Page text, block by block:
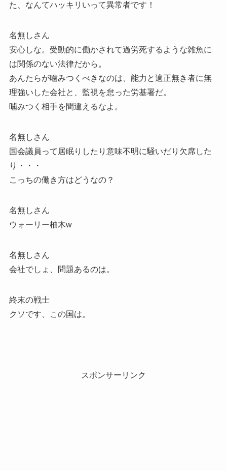
た、なんてハッキリいって異常者です！
名無しさん
安心しな。受動的に働かされて過労死するような雑魚に
は関係のない法律だから。
あんたらが噛みつくべきなのは、能力と適正無き者に無
理強いした会社と、監視を怠った労基署だ。
噛みつく相手を間違えるなよ。
名無しさん
国会議員って居眠りしたり意味不明に騒いだり欠席した
り・・・
こっちの働き方はどうなの？
名無しさん
ウォーリー柚木w
名無しさん
会社でしょ、問題あるのは。
終末の戦士
クソです、この国は。
スポンサーリンク